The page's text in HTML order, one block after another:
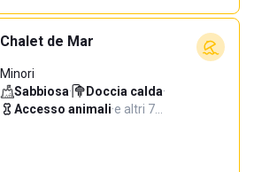
Chalet de Mar
Minori
Sabbiosa· Doccia calda·
Accesso animali·e altri 7…